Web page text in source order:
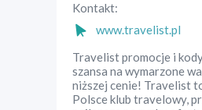
Kontakt:
www.travelist.pl
Travelist promocje i
szansa na wymarzone
niższej cenie! Travelist
Polsce klub travelowy,